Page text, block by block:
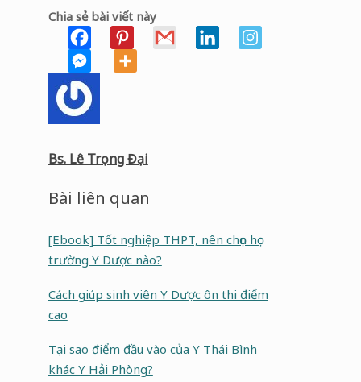
Chia sẻ bài viết này
Bs. Lê Trọng Đại
Bài liên quan
[Ebook] Tốt nghiệp THPT, nên chọn học
trường Y Dược nào?
Cách giúp sinh viên Y Dược ôn thi điểm
cao
Tại sao điểm đầu vào của Y Thái Bình
khác Y Hải Phòng?